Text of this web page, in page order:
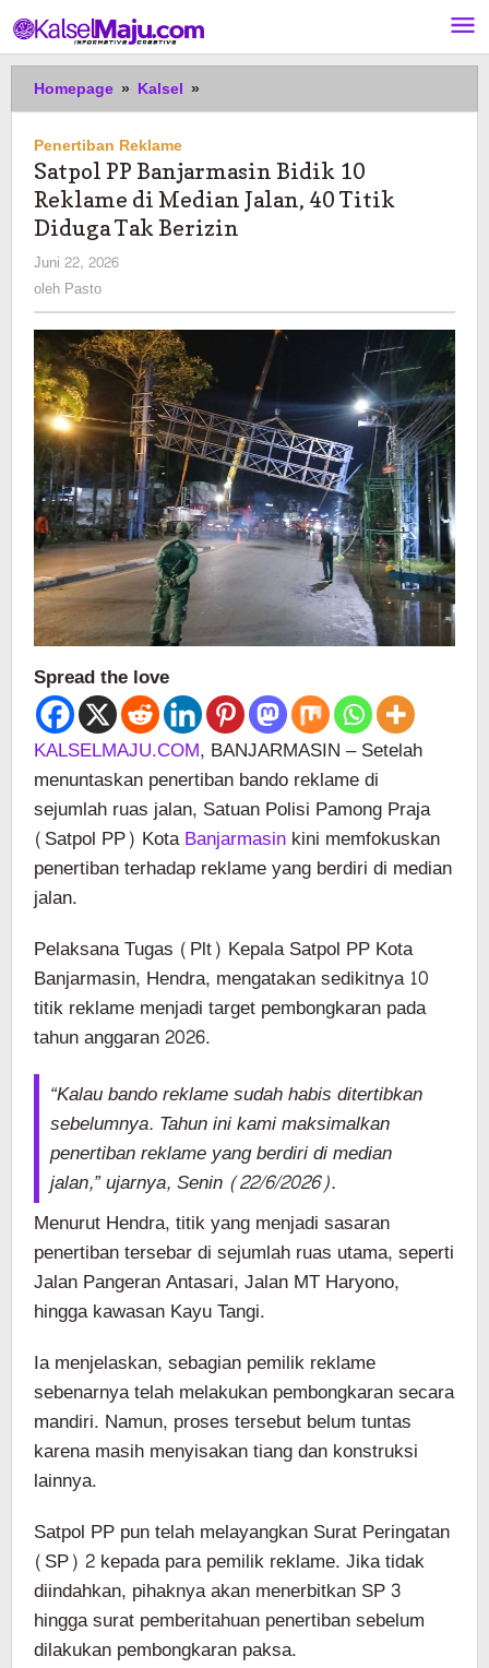
ke
konten
Homepage » Kalsel »
PP
10
Reklame
di
Titik
Tak
Berizin
Penertiban Reklame
Satpol PP Banjarmasin Bidik 10
Reklame di Median Jalan, 40 Titik
Diduga Tak Berizin
Juni 22, 2026
oleh Pasto
Spread the love
KALSELMAJU.COM, BANJARMASIN – Setelah
menuntaskan penertiban bando reklame di
sejumlah ruas jalan, Satuan Polisi Pamong Praja
(Satpol PP) KotaBanjarmasinkini memfokuskan
penertiban terhadap reklame yang berdiri di median
jalan.
Pelaksana Tugas (Plt) Kepala Satpol PP Kota
Banjarmasin, Hendra, mengatakan sedikitnya 10
titik reklame menjadi target pembongkaran pada
tahun anggaran 2026.
“Kalau bando reklame sudah habis ditertibkan
sebelumnya. Tahun ini kami maksimalkan
penertiban reklame yang berdiri di median
jalan,” ujarnya, Senin (22/6/2026).
Menurut Hendra, titik yang menjadi sasaran
penertiban tersebar di sejumlah ruas utama, seperti
Jalan Pangeran Antasari, Jalan MT Haryono,
hingga kawasan Kayu Tangi.
Ia menjelaskan, sebagian pemilik reklame
sebenarnya telah melakukan pembongkaran secara
mandiri. Namun, proses tersebut belum tuntas
karena masih menyisakan tiang dan konstruksi
lainnya.
Satpol PP pun telah melayangkan Surat Peringatan
(SP) 2 kepada para pemilik reklame. Jika tidak
diindahkan, pihaknya akan menerbitkan SP 3
hingga surat pemberitahuan penertiban sebelum
dilakukan pembongkaran paksa.